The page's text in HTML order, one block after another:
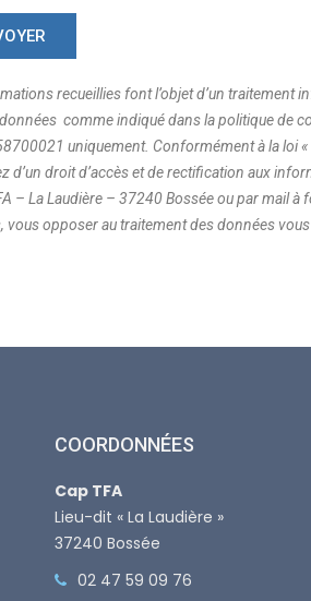
recueillies font l’objet d’un traitement
comme indiqué dans la politique de
uniquement. Conformément à la loi
d’un droit d’accès et de rectification aux
– La Laudière – 37240 Bossée ou par mail
vous opposer au traitement des données
COORDONNÉES
Cap TFA
Lieu-dit « La Laudière »
37240 Bossée
02 47 59 09 76